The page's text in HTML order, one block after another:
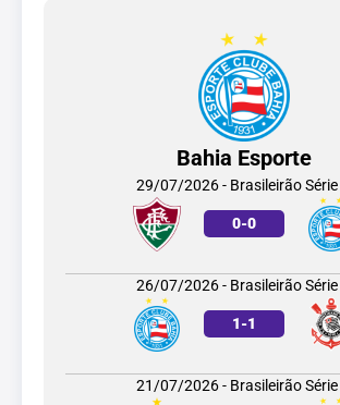
Bahia Esporte
29/07/2026 - Brasileirão Série
0-0
26/07/2026 - Brasileirão Série
1-1
21/07/2026 - Brasileirão Série